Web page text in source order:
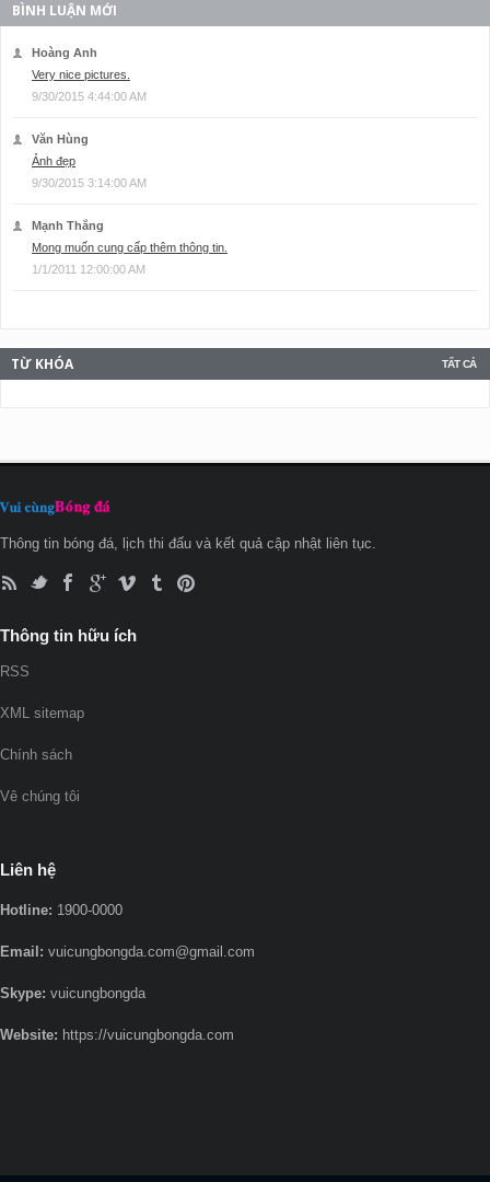
BÌNH LUẬN MỚI
Hoàng Anh
Very nice pictures.
9/30/2015 4:44:00 AM
Văn Hùng
Ảnh đẹp
9/30/2015 3:14:00 AM
Mạnh Thắng
Mong muốn cung cấp thêm thông tin.
1/1/2011 12:00:00 AM
TẤT CẢ
TỪ KHÓA
Thông tin bóng đá, lịch thi đấu và kết quả cập nhật liên tục.
Thông tin hữu ích
RSS
XML sitemap
Chính sách
Vê chúng tôi
Liên hệ
Hotline: 1900-0000
Email: vuicungbongda.com@gmail.com
Skype: vuicungbongda
Website: https://vuicungbongda.com